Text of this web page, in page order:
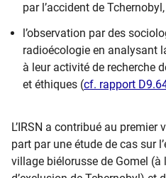
par l’accident de Tchernobyl,
l’observation par des
radioécologie en analysant
à leur activité de recherche
et éthiques (cf. rapport
L’IRSN a contribué au premier
part par une étude de cas sur
village biélorusse de Gomel